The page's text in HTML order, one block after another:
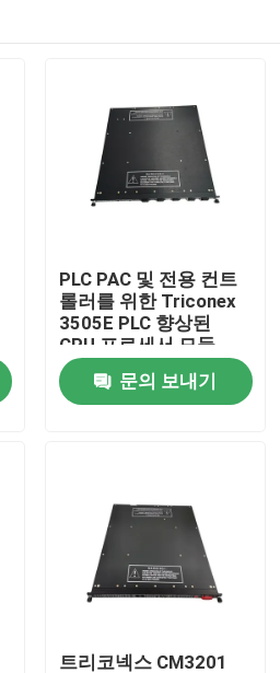
PLC PAC 및 전용 컨트
롤러를 위한 Triconex
3505E PLC 향상된
CPU 프로세서 모듈
문의 보내기
트리코넥스 CM3201